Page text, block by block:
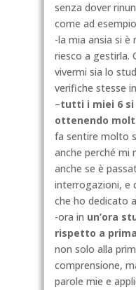
senza dover
come ad
-la mia ansia si
riesco a gestirla.
vivermi sia lo
verifiche stesse
–tutti i miei 6 si
ottenendo
fa sentire molto
anche perché mi
anche se è
interrogazioni, e
che ho dedicato
-ora in un’ora
rispetto a prima
non solo alla
comprensione,
parole mie e